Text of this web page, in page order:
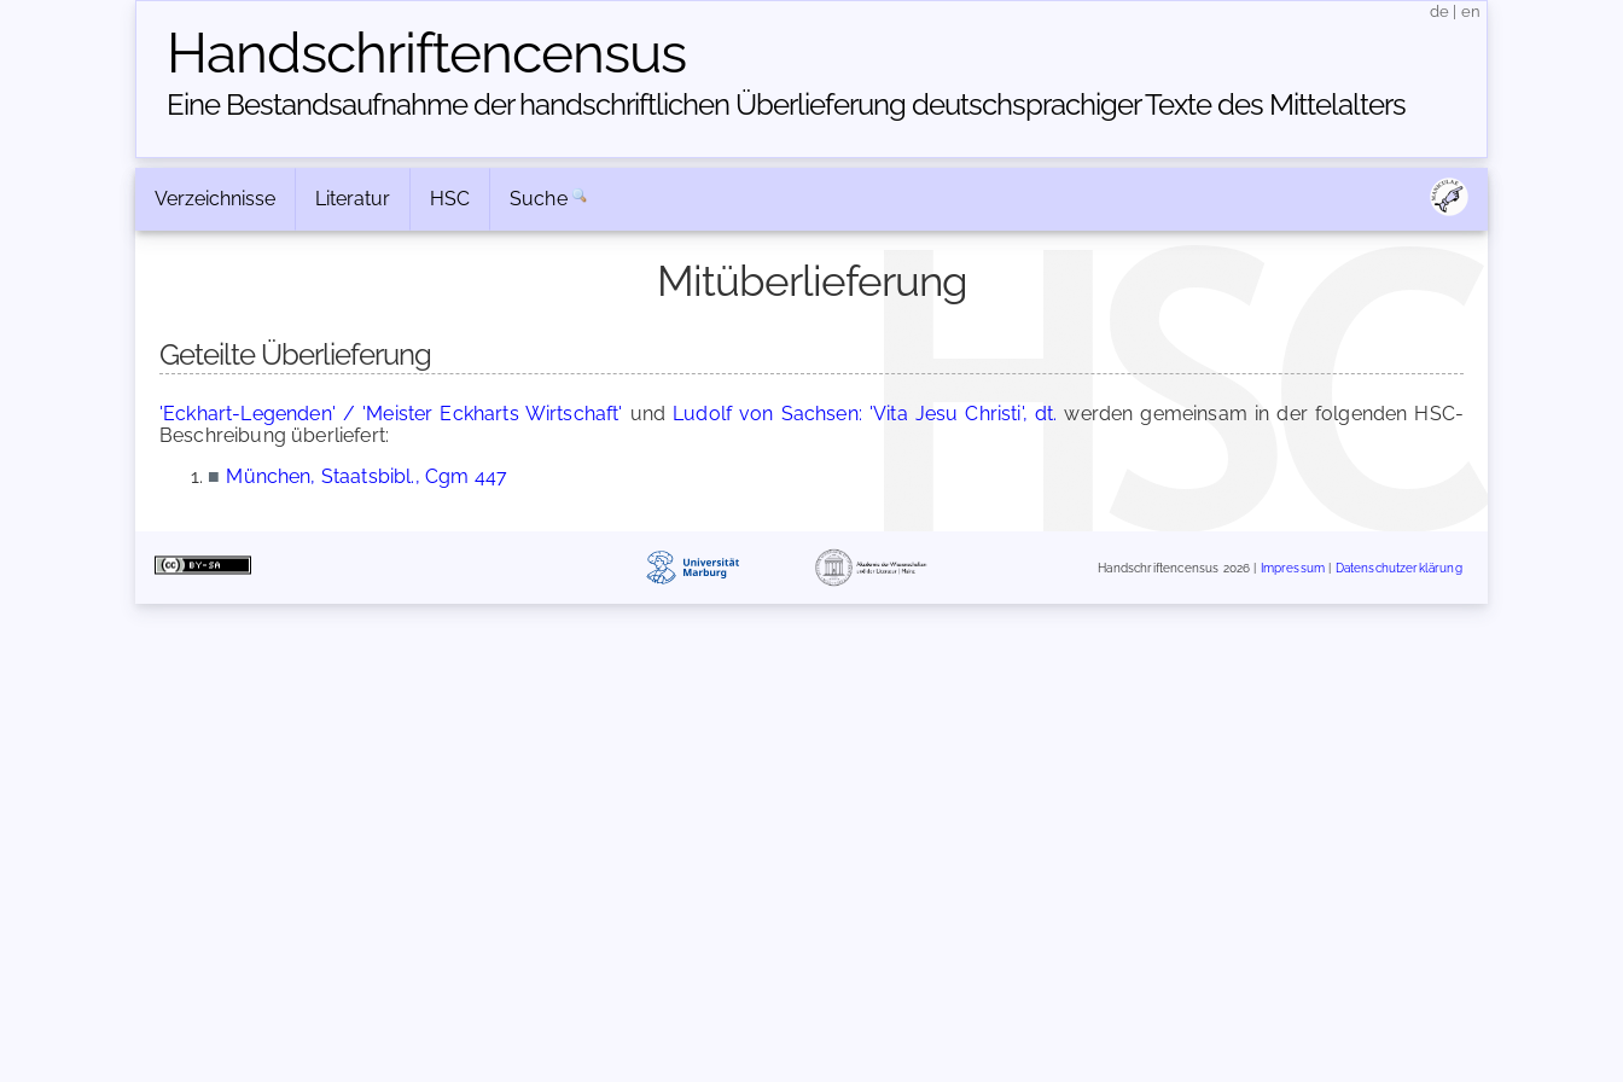
Handschriften­census
Eine Bestandsaufnahme der handschriftlichen Über­lieferung deutschsprachiger Texte des Mittelalters
de en
Verzeichnisse Literatur HSC Suche
Mitüberlieferung
Geteilte Überlieferung
'Eckhart-Legenden' / 'Meister Eckharts Wirtschaft' und Ludolf von Sachsen: 'Vita Jesu Christi', dt. werden gemeinsam in der folgenden HSC-
Beschreibung überliefert:
■ München, Staatsbibl., Cgm 447
Handschriftencensus 2026 | Impressum Datenschutzerklärung